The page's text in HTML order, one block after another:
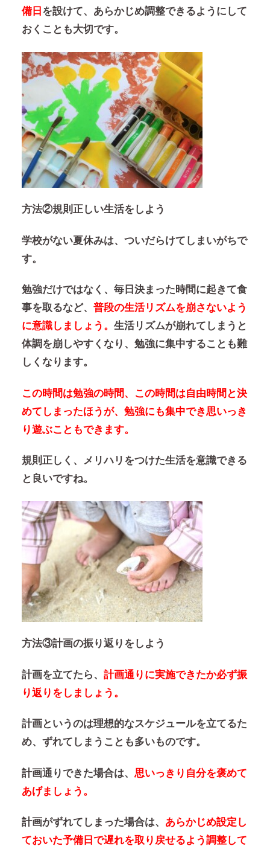
備日 を設けて、あらかじめ調整できるようにして
おくことも大切です。
方法②規則正しい生活をしよう
学校がない夏休みは、ついだらけてしまいがちで
す。
勉強だけではなく、毎日決まった時間に起きて食
事を取るなど、 普段の生活リズムを崩さないよう
に意識しましょう。 生活リズムが崩れてしまうと
体調を崩しやすくなり、勉強に集中することも難
しくなります。
この時間は勉強の時間、この時間は自由時間と決
めてしまったほうが、勉強にも集中でき思いっき
り遊ぶこともできます。
規則正しく、メリハリをつけた生活を意識できる
と良いですね。
方法③計画の振り返りをしよう
計画を立てたら、 計画通りに実施できたか必ず振
り返りをしましょう。
計画というのは理想的なスケジュールを立てるた
め、ずれてしまうことも多いものです。
計画通りできた場合は、 思いっきり自分を褒めて
あげましょう。
計画がずれてしまった場合は、 あらかじめ設定し
ておいた予備日で遅れを取り戻せるよう調整して